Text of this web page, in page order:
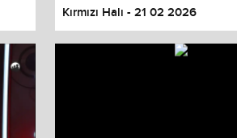
Kırmızı Halı - 21 02 2026